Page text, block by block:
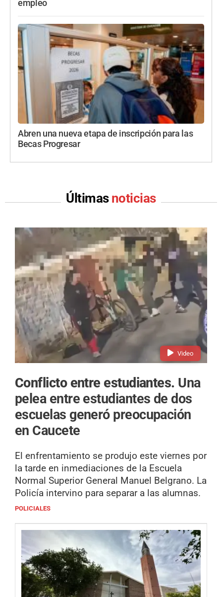
empleo
Abren una nueva etapa de inscripción para las
Becas Progresar
Últimas noticias
Video
Conflicto entre estudiantes. Una
pelea entre estudiantes de dos
escuelas generó preocupación
en Caucete
El enfrentamiento se produjo este viernes por
la tarde en inmediaciones de la Escuela
Normal Superior General Manuel Belgrano. La
Policía intervino para separar a las alumnas.
POLICIALES